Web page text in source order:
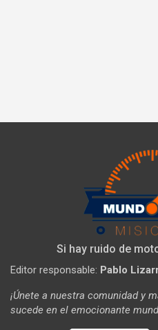
Si hay ruido de
Editor responsable: Pablo
¡Únete a nuestra comunidad y
sucede en el emocionante